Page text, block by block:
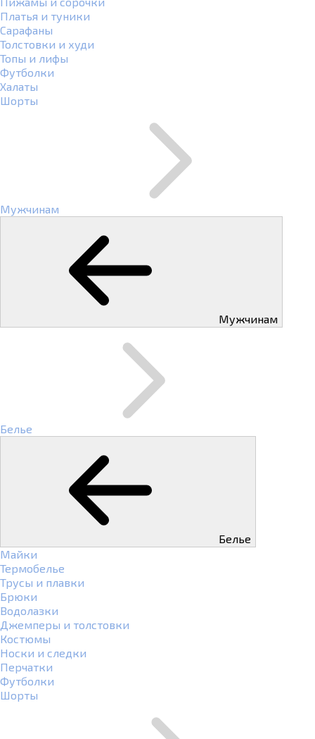
Платья и туники
Сарафаны
Толстовки и худи
Топы и лифы
Футболки
Халаты
Шорты
Мужчинам
Мужчинам
Белье
Белье
Майки
Термобелье
Трусы и плавки
Брюки
Водолазки
Джемперы и толстовки
Костюмы
Носки и следки
Перчатки
Футболки
Шорты